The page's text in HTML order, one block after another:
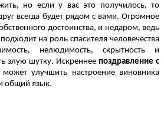
но если у вас это получилось, то
всегда будет рядом с вами. Огромное
достоинства, и недаром, ведь
на роль спасителя человечества
нелюдимость, скрытность и
злую шутку. Искреннее поздравление с
может улучшить настроение виновника
общий язык.